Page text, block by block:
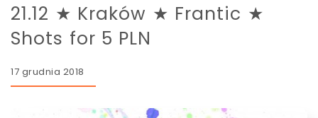
21.12 ★ Kraków ★ Frantic ★
Shots for 5 PLN
17 grudnia 2018